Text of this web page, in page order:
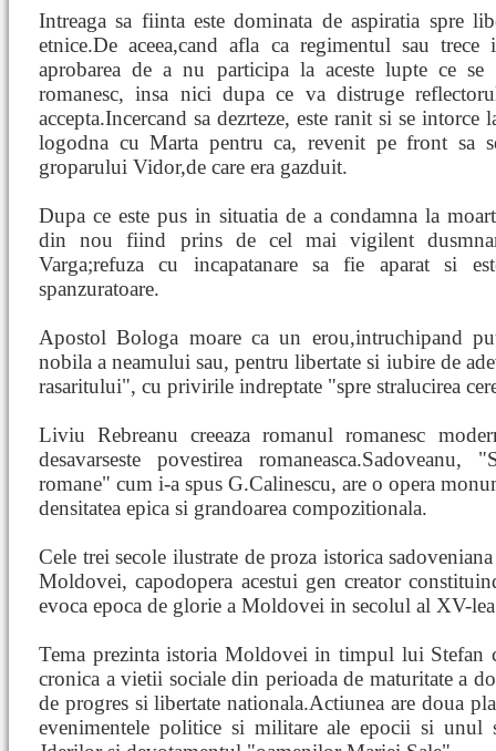
Intreaga sa fiinta este dominata de aspiratia spre
etnice.De aceea,cand afla ca regimentul sau
aprobarea de a nu participa la aceste lupte ce
romanesc, insa nici dupa ce va distruge
accepta.Incercand sa dezrteze, este ranit si se intorce
logodna cu Marta pentru ca, revenit pe front sa
groparului Vidor,de care era gazduit.
Dupa ce este pus in situatia de a condamna la
din nou fiind prins de cel mai vigilent
Varga;refuza cu incapatanare sa fie aparat si
spanzuratoare.
Apostol Bologa moare ca un erou,intruchipand
nobila a neamului sau, pentru libertate si iubire de
rasaritului", cu privirile indreptate "spre stralucirea
Liviu Rebreanu creeaza romanul romanesc
desavarseste povestirea
romane" cum i-a spus G.Calinescu, are o opera
densitatea epica si grandoarea compozitionala.
Cele trei secole ilustrate de proza istorica
Moldovei, capodopera acestui gen creator
evoca epoca de glorie a Moldovei in secolul al XV-
Tema prezinta istoria Moldovei in timpul lui Stefan
cronica a vietii sociale din perioada de maturitate a
de progres si libertate nationala.Actiunea are doua
evenimentele politice si militare ale epocii si unul